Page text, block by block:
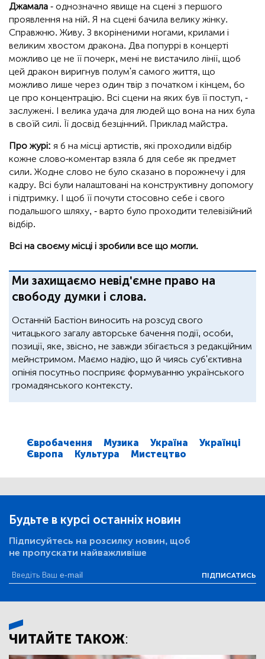
Джамала - однозначно явище на сцені з першого
проявлення на ній. Я на сцені бачила велику жінку.
Справжню. Живу. З вкоріненими ногами, крилами і
великим хвостом дракона. Два попуррі в концерті
можливо це не її почерк, мені не вистачило лінії, щоб
цей дракон виригнув полум'я самого життя, що
можливо лише через один твір з початком і кінцем, бо
це про концентрацію. Всі сцени на яких був її поступ, -
заслужені. І велика удача для людей що вона на них була
в своїй силі. Її досвід безцінний. Приклад майстра.
Про журі: я б на місці артистів, які проходили відбір
кожне слово-коментар взяла б для себе як предмет
сили. Жодне слово не було сказано в порожнечу і для
кадру. Всі були налаштовані на конструктивну допомогу
і підтримку. І щоб її почути стосовно себе і свого
подальшого шляху, - варто було проходити телевізійний
відбір.
Всі на своєму місці і зробили все що могли.
Ми захищаємо невід'ємне право на
свободу думки і слова.
Останній Бастіон виносить на розсуд свого
читацького загалу авторське бачення події, особи,
позиції, яке, звісно, не завжди збігається з редакційним
мейнстримом. Маємо надію, що й чиясь суб'єктивна
опінія посутньо посприяє формуванню українського
громадянського контексту.
Євробачення Музика Україна
Українці
Європа
Культура Мистецтво
Будьте в курсі останніх новин
Підписуйтесь на розсилку новин, щоб
не пропускати найважливіше
ПІДПИСАТИСЬ
ЧИТАЙТЕ ТАКОЖ: